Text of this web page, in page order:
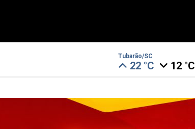
Tubarão/SC
22 °C 12 °C